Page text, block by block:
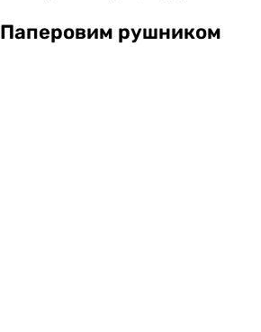
Паперовим рушником